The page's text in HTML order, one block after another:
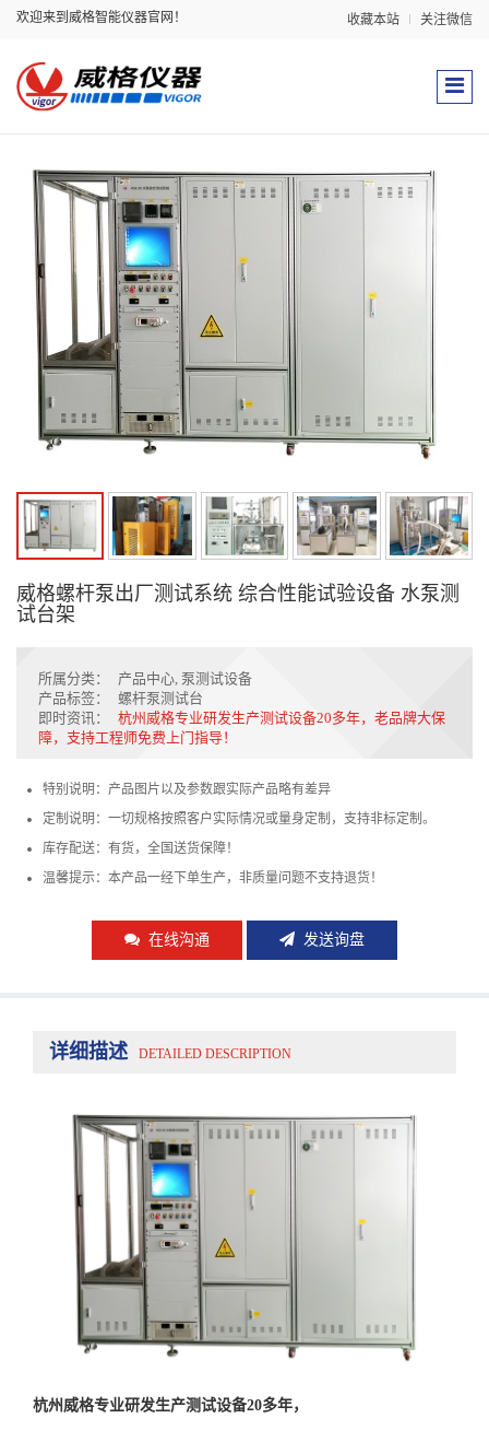
欢迎来到威格智能仪器官网！ 收藏本站 关注微信
威格螺杆泵出厂测试系统 综合性能试验设备 水泵测
试台架
所属分类： 产品中心, 泵测试设备
产品标签：
螺杆泵测试台
即时资讯：
杭州威格专业研发生产测试设备20多年，老品牌大保
障，支持工程师免费上门指导！
特别说明：产品图片以及参数跟实际产品略有差异
定制说明：一切规格按照客户实际情况或量身定制，支持非标定制。
库存配送：有货，全国送货保障！
温馨提示：本产品一经下单生产，非质量问题不支持退货！
在线沟通 发送询盘
详细描述 DETAILED DESCRIPTION
杭州威格专业研发生产测试设备20多年，